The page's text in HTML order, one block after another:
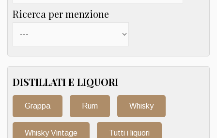
Ricerca per menzione
DISTILLATI E LIQUORI
Grappa Rum Whisky
Whisky Vintage Tutti i liquori